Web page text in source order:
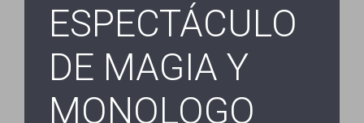
ESPECTÁCULO
DE MAGIA Y
MONOLOGO